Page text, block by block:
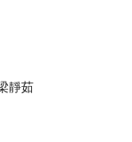
靜茹